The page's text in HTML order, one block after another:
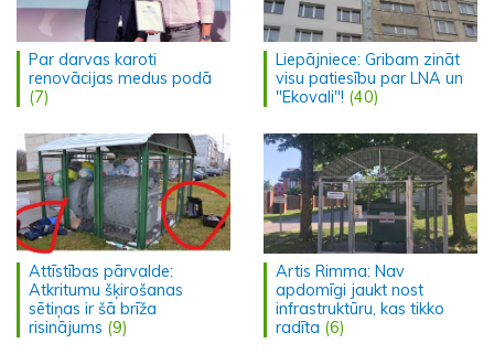
Par darvas karoti
renovācijas medus podā
(7)
Liepājniece: Gribam zināt
visu patiesību par LNA un
"Ekovali"! (40)
Attīstības pārvalde:
Atkritumu šķirošanas
sētiņas ir šā brīža
risinājums (9)
Artis Rimma: Nav
apdomīgi jaukt nost
infrastruktūru, kas tikko
radīta (6)